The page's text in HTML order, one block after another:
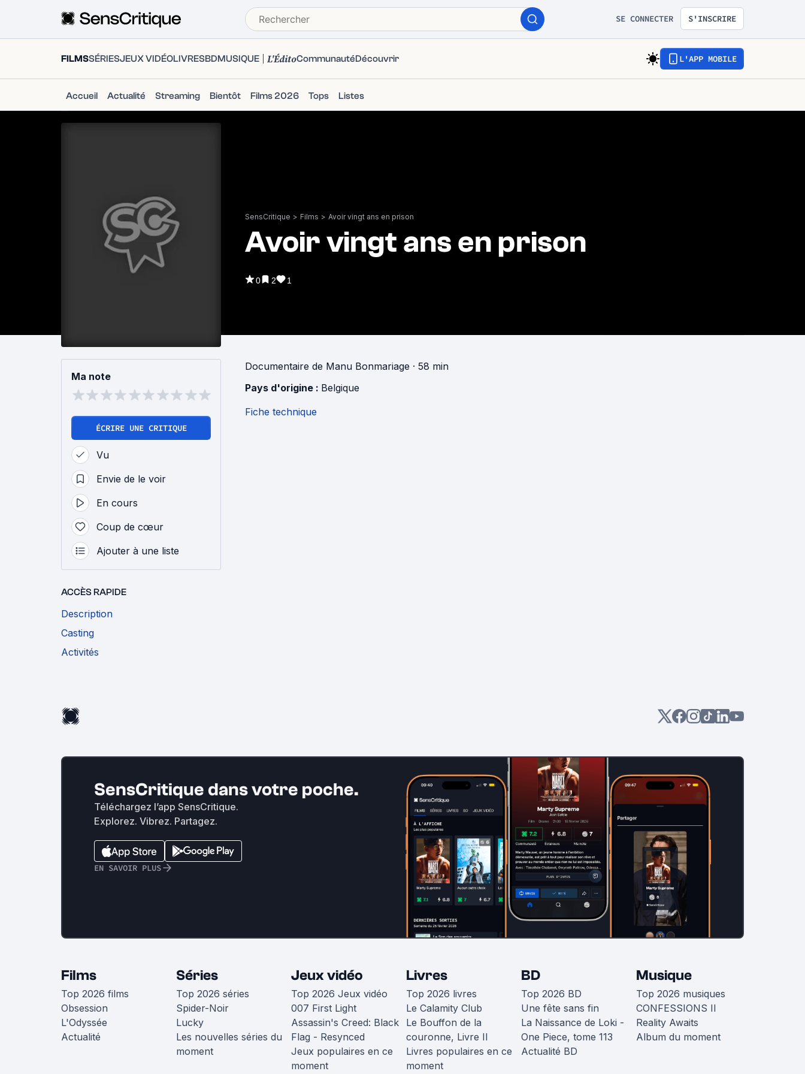
SE CONNECTER S'INSCRIRE
FILMSSÉRIESJEUX VIDÉOLIVRESBDMUSIQUE L'ÉditoCommunautéDécouvrir L'APP MOBILE
Accueil Actualité Streaming Bientôt Films 2026 Tops Listes
SensCritique > Films > Avoir vingt ans en prison
Avoir vingt ans en prison
0 2 1
Ma note
ÉCRIRE UNE CRITIQUE
Vu
Envie de le voir
En cours
Coup de cœur
Ajouter à une liste
ACCÈS RAPIDE
Description
Casting
Activités
Documentaire de Manu Bonmariage · 58 min
Pays d'origine : Belgique
Fiche technique
SensCritique dans votre poche.
Téléchargez l’app SensCritique.
Explorez. Vibrez. Partagez.
EN SAVOIR PLUS
Films
Top 2026 films
Obsession
L'Odyssée
Actualité
Séries
Top 2026 séries
Spider-Noir
Lucky
Les nouvelles séries du
moment
Jeux vidéo
Top 2026 Jeux vidéo
007 First Light
Assassin's Creed: Black
Flag - Resynced
Jeux populaires en ce
moment
Livres
Top 2026 livres
Le Calamity Club
Le Bouffon de la
couronne, Livre II
Livres populaires en ce
moment
BD
Top 2026 BD
Une fête sans fin
La Naissance de Loki -
One Piece, tome 113
Actualité BD
Musique
Top 2026 musiques
CONFESSIONS II
Reality Awaits
Album du moment